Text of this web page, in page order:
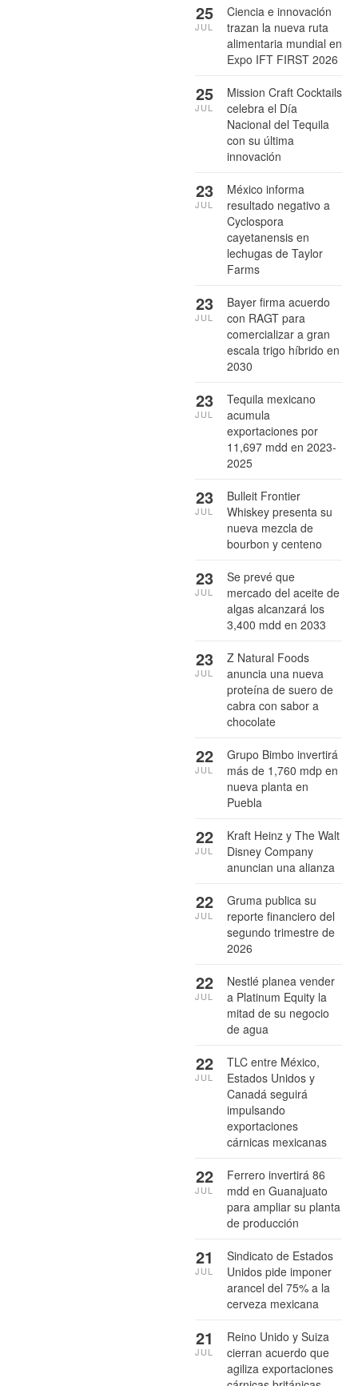
Ciencia e innovación
trazan la nueva ruta
alimentaria mundial en
Expo IFT FIRST 2026
25
JUL
Mission Craft Cocktails
celebra el Día
Nacional del Tequila
con su última
innovación
25
JUL
México informa
resultado negativo a
Cyclospora
cayetanensis en
lechugas de Taylor
Farms
23
JUL
Bayer firma acuerdo
con RAGT para
comercializar a gran
escala trigo híbrido en
2030
23
JUL
Tequila mexicano
acumula
exportaciones por
11,697 mdd en 2023-
2025
23
JUL
Bulleit Frontier
Whiskey presenta su
nueva mezcla de
bourbon y centeno
23
JUL
Se prevé que
mercado del aceite de
algas alcanzará los
3,400 mdd en 2033
23
JUL
Z Natural Foods
anuncia una nueva
proteína de suero de
cabra con sabor a
chocolate
23
JUL
Grupo Bimbo invertirá
más de 1,760 mdp en
nueva planta en
Puebla
22
JUL
Kraft Heinz y The Walt
Disney Company
anuncian una alianza
22
JUL
Gruma publica su
reporte financiero del
segundo trimestre de
2026
22
JUL
Nestlé planea vender
a Platinum Equity la
mitad de su negocio
de agua
22
JUL
TLC entre México,
Estados Unidos y
Canadá seguirá
impulsando
exportaciones
cárnicas mexicanas
22
JUL
Ferrero invertirá 86
mdd en Guanajuato
para ampliar su planta
de producción
22
JUL
Sindicato de Estados
Unidos pide imponer
arancel del 75% a la
cerveza mexicana
21
JUL
Reino Unido y Suiza
cierran acuerdo que
agiliza exportaciones
21
JUL